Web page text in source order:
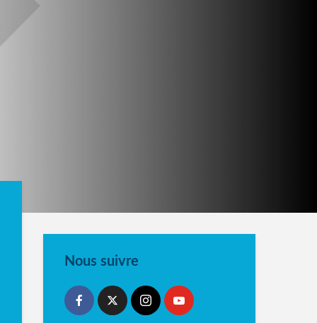
Nous suivre